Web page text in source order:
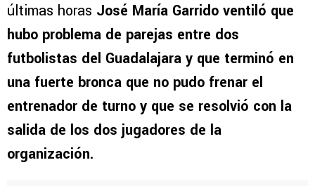
últimas horas José María Garrido ventiló que
hubo problema de parejas entre dos
futbolistas del Guadalajara y que terminó en
una fuerte bronca que no pudo frenar el
entrenador de turno y que se resolvió con la
salida de los dos jugadores de la
organización.